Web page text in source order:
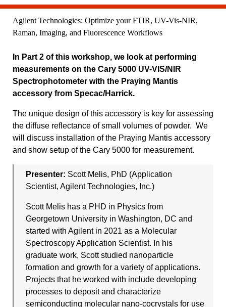
Agilent Technologies: Optimize your FTIR, UV-Vis-NIR,
Raman, Imaging, and Fluorescence Workflows
In Part 2 of this workshop, we look at performing
measurements on the Cary 5000 UV-VIS/NIR
Spectrophotometer with the Praying Mantis
accessory from Specac/Harrick.
The unique design of this accessory is key for assessing
the diffuse reflectance of small volumes of powder. We
will discuss installation of the Praying Mantis accessory
and show setup of the Cary 5000 for measurement.
Presenter: Scott Melis, PhD (Application
Scientist, Agilent Technologies, Inc.)
Scott Melis has a PHD in Physics from
Georgetown University in Washington, DC and
started with Agilent in 2021 as a Molecular
Spectroscopy Application Scientist. In his
graduate work, Scott studied nanoparticle
formation and growth for a variety of applications.
Projects that he worked with include developing
processes to deposit and characterize
semiconducting molecular nano-cocrystals for use